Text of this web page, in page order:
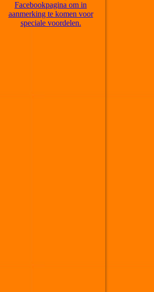
Facebookpagina om in
aanmerking te komen voor
speciale voordelen.